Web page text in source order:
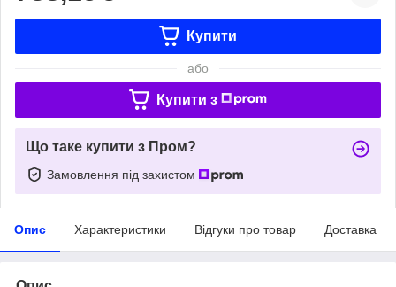
Купити
або
Купити з
Що таке купити з Пром?
Замовлення під захистом
Опис Характеристики Відгуки про товар Доставка